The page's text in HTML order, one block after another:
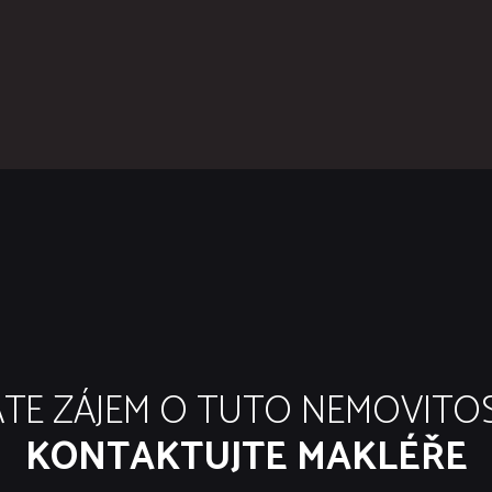
ZÁJEM O TUTO
KONTAKTUJTE MAKLÉŘE